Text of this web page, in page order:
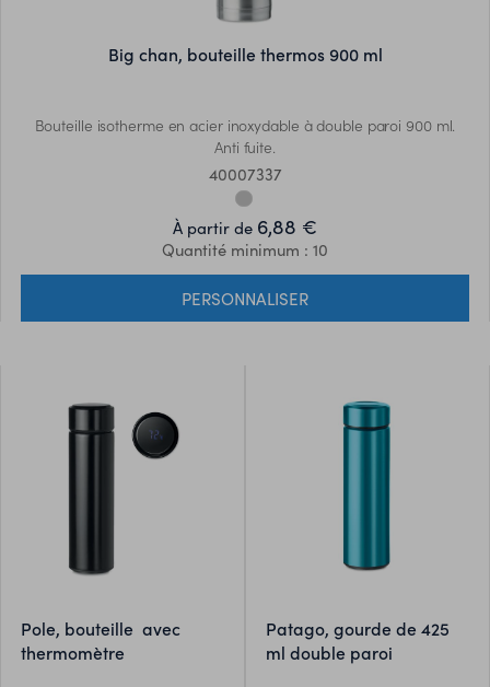
big chan, bouteille thermos 900 ml
Bouteille isotherme en acier inoxydable à double paroi 900 ml.
Anti fuite.
40007337
À partir de 6,88 €
Quantité minimum : 10
PERSONNALISER
pole, bouteille avec
thermomètre
patago, gourde de 425
ml double paroi